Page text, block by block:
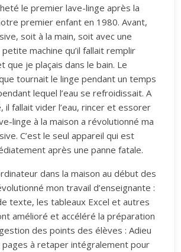
le premier lave-linge après la
premier enfant en 1980. Avant,
soit à la main, soit avec une
petite machine qu’il fallait remplir
que je plaçais dans le bain. Le
tournait le linge pendant un temps
lequel l’eau se refroidissait. A
il fallait vider l’eau, rincer et essorer
linge à la maison a révolutionné ma
C’est le seul appareil qui est
après une panne fatale.
dans la maison au début des
mon travail d’enseignante :
texte, les tableaux Excel et autres
amélioré et accéléré la préparation
des points des élèves : Adieu
à retaper intégralement pour